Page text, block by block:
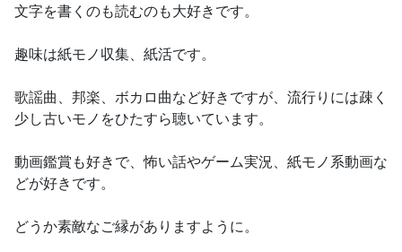
文字を書くのも読むのも大好きです。
趣味は紙モノ収集、紙活です。
歌謡曲、邦楽、ボカロ曲など好きですが、流行りには疎く
少し古いモノをひたすら聴いています。
動画鑑賞も好きで、怖い話やゲーム実況、紙モノ系動画な
どが好きです。
どうか素敵なご縁がありますように。